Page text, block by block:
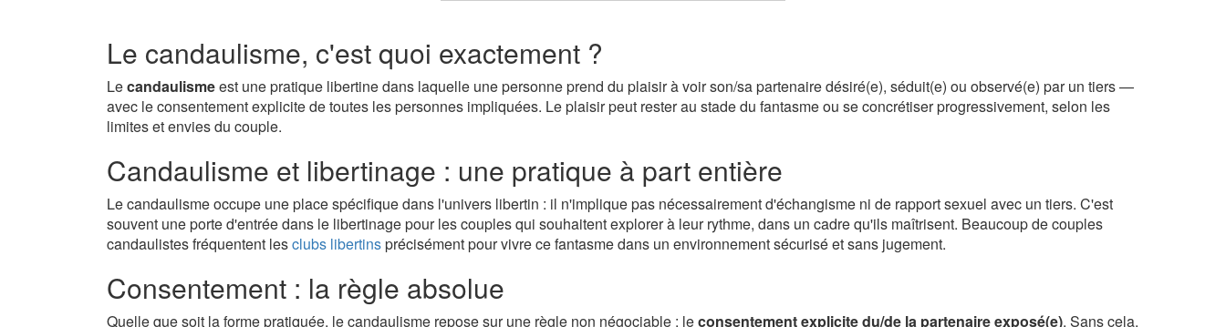
Le candaulisme, c'est quoi exactement ?
Lecandaulismeest une pratique libertine dans laquelle une personne prend du plaisir à voir son/sa partenaire désiré(e), séduit(e) ou observé(e) par un tiers —
avec le consentement explicite de toutes les personnes impliquées. Le plaisir peut rester au stade du fantasme ou se concrétiser progressivement, selon les
limites et envies du couple.
Candaulisme et libertinage : une pratique à part entière
Le candaulisme occupe une place spécifique dans l'univers libertin : il n'implique pas nécessairement d'échangisme ni de rapport sexuel avec un tiers. C'est
souvent une porte d'entrée dans le libertinage pour les couples qui souhaitent explorer à leur rythme, dans un cadre qu'ils maîtrisent. Beaucoup de couples
candaulistes fréquentent lesclubs libertinsprécisément pour vivre ce fantasme dans un environnement sécurisé et sans jugement.
Consentement : la règle absolue
Quelle que soit la forme pratiquée, le candaulisme repose sur une règle non négociable : leconsentement explicite du/de la partenaire exposé(e). Sans cela,